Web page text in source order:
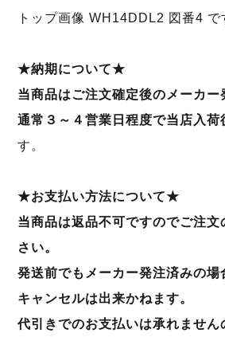
トップ画像 WH14DDL2 図番4 で
★納期について★
当商品はご注文確定後のメーカー
通常３～４営業日程度で当店入荷
す。
★お支払い方法について★
当商品は返品不可ですのでご注文
さい。
発送前でもメーカー発注済みの場
キャンセルは出来かねます。
代引きでのお支払いは承れません